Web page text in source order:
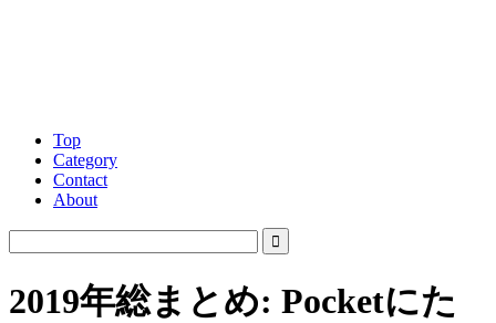
Top
Category
Contact
About
2019年総まとめ: Pocketにた